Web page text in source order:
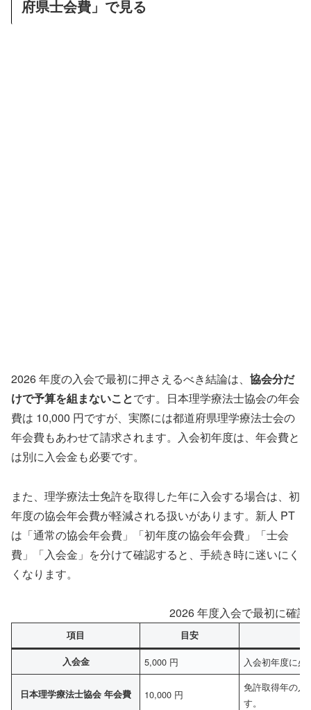
府県士会費」で見る
2026 年度の入会で最初に押さえるべき結論は、 協会分だ
けで予算を組まないことです。日本理学療法士協会の年会
費は 10,000 円ですが、実際には都道府県理学療法士会の
年会費もあわせて請求されます。入会初年度は、年会費と
は別に入会金も必要です。
また、理学療法士免許を取得した年に入会する場合は、初
年度の協会年会費が軽減される扱いがあります。新人 PT
は「通常の協会年会費」「初年度の協会年会費」「士会
費」「入会金」を分けて確認すると、手続き時に迷いにく
くなります。
2026 年度入会で最初に確
項目 目安
入会金 5,000 円 入会初年度に
日本理学療法士協会 年会費 10,000 円
免許取得年の入
す。